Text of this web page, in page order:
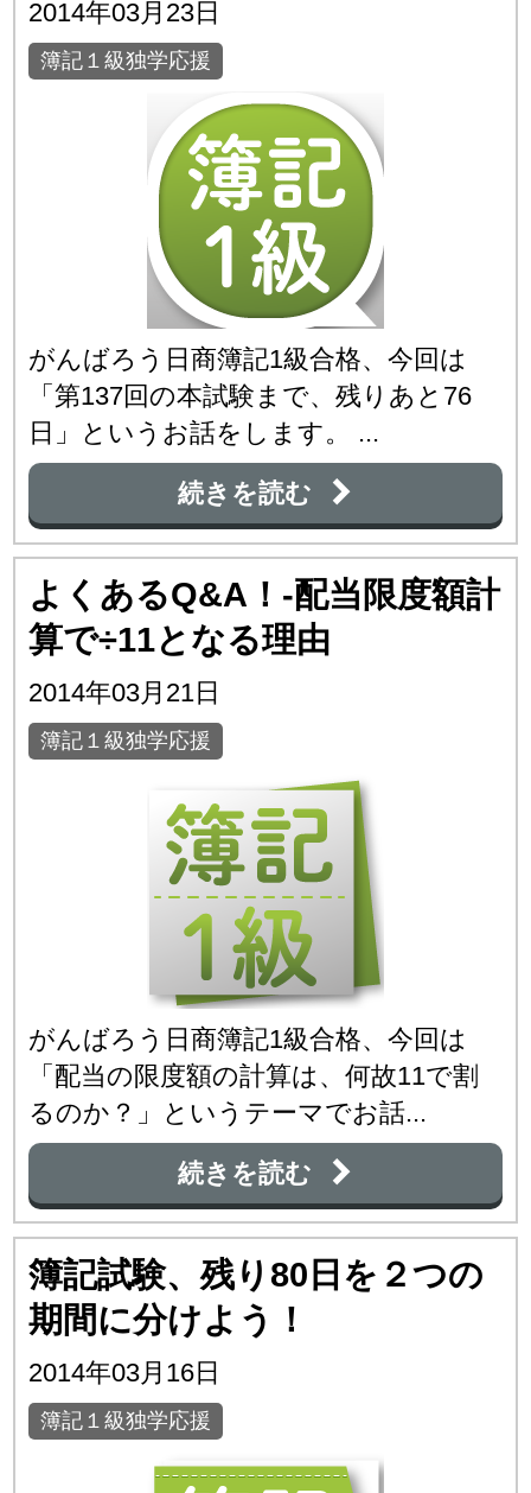
2014年03月23日
簿記１級独学応援
がんばろう日商簿記1級合格、今回は
「第137回の本試験まで、残りあと76
日」というお話をします。 ...
続きを読む
よくあるQ&A！-配当限度額計
算で÷11となる理由
2014年03月21日
簿記１級独学応援
がんばろう日商簿記1級合格、今回は
「配当の限度額の計算は、何故11で割
るのか？」というテーマでお話...
続きを読む
簿記試験、残り80日を２つの
期間に分けよう！
2014年03月16日
簿記１級独学応援